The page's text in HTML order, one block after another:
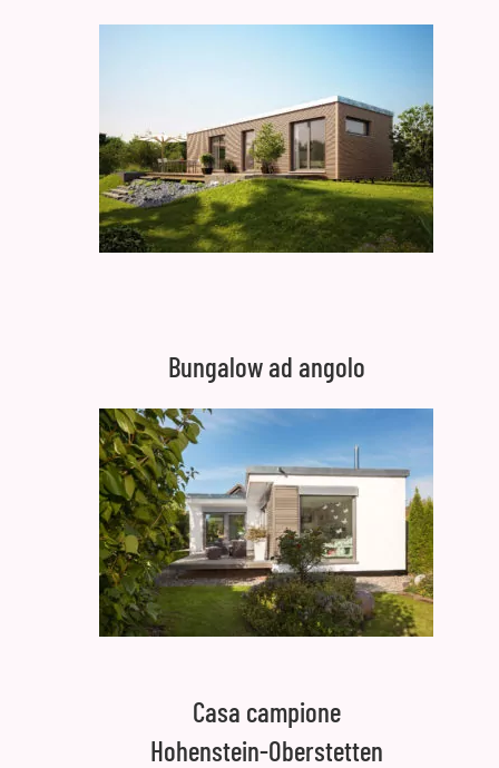
Bungalow ad angolo
Casa campione
Hohenstein-Oberstetten